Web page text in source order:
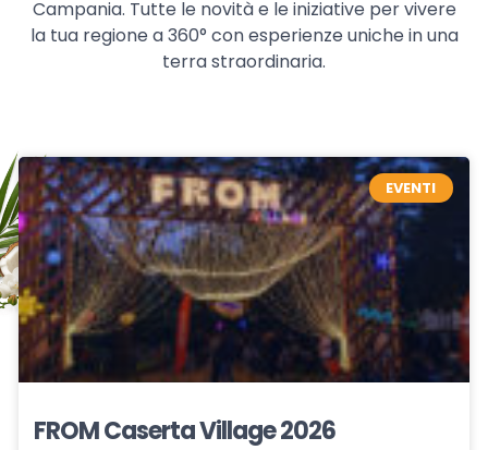
Campania. Tutte le novità e le iniziative per vivere
la tua regione a 360° con esperienze uniche in una
terra straordinaria.
EVENTI
FROM Caserta Village 2026